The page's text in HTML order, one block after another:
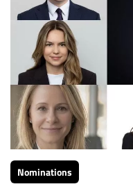
Nominations